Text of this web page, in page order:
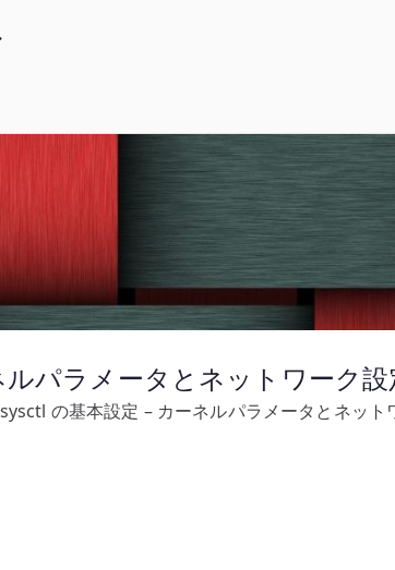
パラメータとネットワーク
の基本設定 – カーネルパラメータとネット